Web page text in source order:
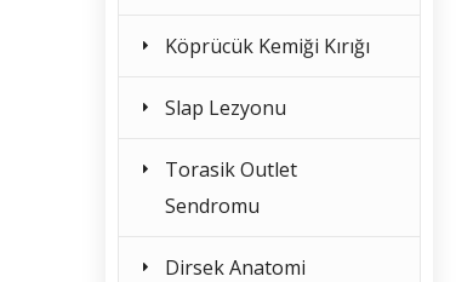
Köprücük Kemiği Kırığı
Slap Lezyonu
Torasik Outlet
Sendromu
Dirsek Anatomi